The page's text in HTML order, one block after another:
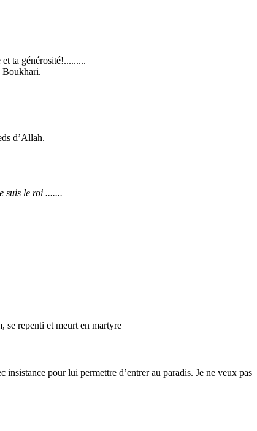
ta générosité!.........
Boukhari.
d’Allah.
suis le roi .......
se repenti et meurt en martyre
pour lui permettre d’entrer au paradis. Je ne veux pas